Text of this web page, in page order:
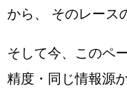
から、 そのレース
そして今、このペ
精度・同じ情報源